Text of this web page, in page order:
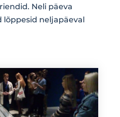
Neli päeva
neljapäeval